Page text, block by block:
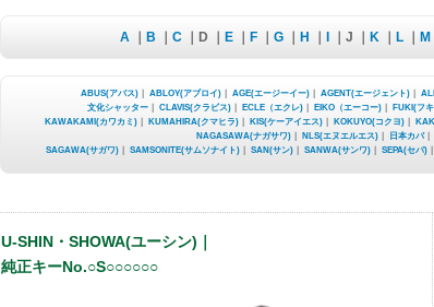
A B C ｜D ｜ E F G H ｜J ｜ K L M
ABUS(アバス)｜ ABLOY(アブロイ)｜ AGE(エージーイー)｜ AGENT(エージェント)｜
文化シャッター｜ CLAVIS(クラビス)｜ ECLE（エクレ)｜ EIKO（エーコー)｜ FUKI(フ
KAWAKAMI(カワカミ)
KUMAHIRA(クマヒラ) KIS(ケーアイエス) KOKUYO(コクヨ)
NAGASAWA(ナガサワ)｜ NLS(エヌエルエス)｜ 日本カバ｜
SAGAWA(サガワ)｜ SAMSONITE(サムソナイト)｜ SAN(サン)｜ SANWA(サンワ)｜ SEPA(セパ)｜
U-SHIN・SHOWA(ユーシン)｜
純正キーNo.○S○○○○○○